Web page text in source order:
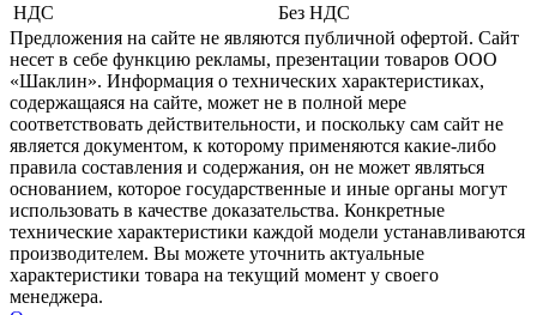
НДС
Без НДС
Предложения на сайте не являются публичной офертой. Сайт
несет в себе функцию рекламы, презентации товаров ООО
«Шаклин». Информация о технических характеристиках,
содержащаяся на сайте, может не в полной мере
соответствовать действительности, и поскольку сам сайт не
является документом, к которому применяются какие-либо
правила составления и содержания, он не может являться
основанием, которое государственные и иные органы могут
использовать в качестве доказательства. Конкретные
технические характеристики каждой модели устанавливаются
производителем. Вы можете уточнить актуальные
характеристики товара на текущий момент у своего
менеджера.